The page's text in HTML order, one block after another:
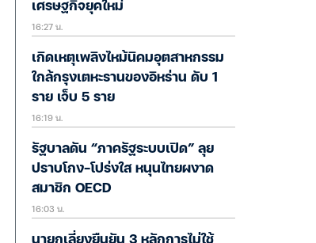
เศรษฐกิจยุคใหม่
16:27 น.
เกิดเหตุเพลิงไหม้นิคมอุตสาหกรรม
ใกล้กรุงเตหะรานของอิหร่าน ดับ 1
ราย เจ็บ 5 ราย
16:19 น.
รัฐบาลดัน “ภาครัฐระบบเปิด” ลุย
ปราบโกง-โปร่งใส หนุนไทยผงาด
สมาชิก OECD
16:03 น.
นายกเลี่ยงยืนยัน 3 หลักการไม่ใช้